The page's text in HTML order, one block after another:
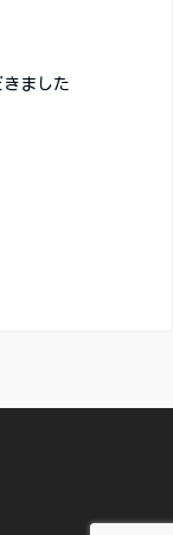
ました